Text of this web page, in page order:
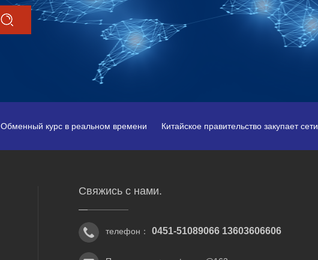
Обменный курс в реальном времени Китайское правительство закупает сети
Свяжись с нами.
телефон： 0451-51089066 13603606606